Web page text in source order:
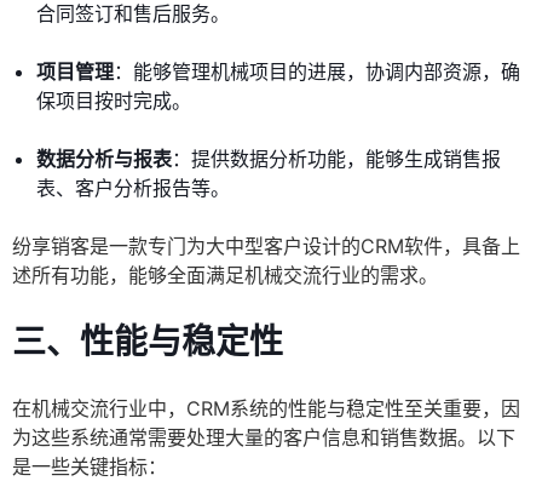
合同签订和售后服务。
项目管理：能够管理机械项目的进展，协调内部资源，确
保项目按时完成。
数据分析与报表：提供数据分析功能，能够生成销售报
表、客户分析报告等。
纷享销客是一款专门为大中型客户设计的CRM软件，具备上
述所有功能，能够全面满足机械交流行业的需求。
三、性能与稳定性
在机械交流行业中，CRM系统的性能与稳定性至关重要，因
为这些系统通常需要处理大量的客户信息和销售数据。以下
是一些关键指标：